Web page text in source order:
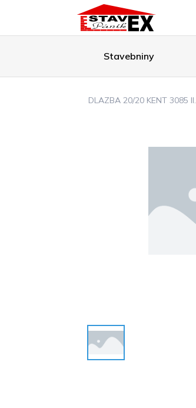
Stavebniny
DLAZBA 20/20 KENT 3085 II.